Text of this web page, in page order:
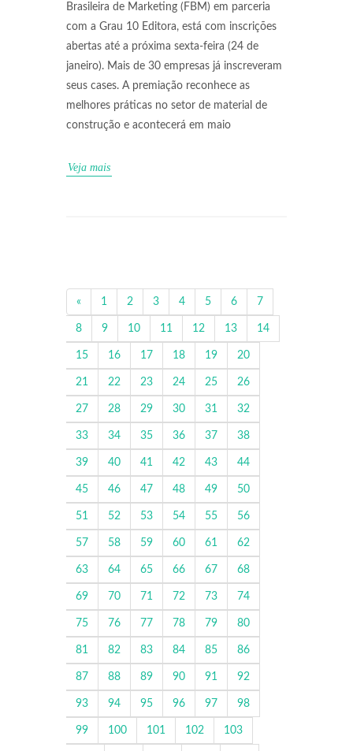
Brasileira de Marketing (FBM) em parceria
com a Grau 10 Editora, está com inscrições
abertas até a próxima sexta-feira (24 de
janeiro). Mais de 30 empresas já inscreveram
seus cases. A premiação reconhece as
melhores práticas no setor de material de
construção e acontecerá em maio
Veja mais
« 1 2 3 4 5 6 7
8 9 10 11 12 13 14
15 16 17 18 19 20
21 22 23 24 25 26
27 28 29 30 31 32
33 34 35 36 37 38
39 40 41 42 43 44
45 46 47 48 49 50
51 52 53 54 55 56
57 58 59 60 61 62
63 64 65 66 67 68
69 70 71 72 73 74
75 76 77 78 79 80
81 82 83 84 85 86
87 88 89 90 91 92
93 94 95 96 97 98
99 100 101 102 103